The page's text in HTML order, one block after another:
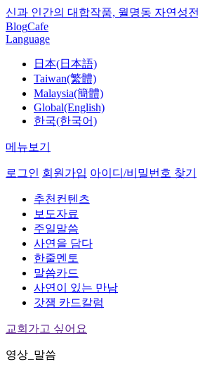
신과 인간의 대합작품, 월명동 자연성전
BlogCafe
Language
日本(日本語)
Taiwan(繁體)
Malaysia(簡體)
Global(English)
한국(한국어)
메뉴보기
로그인 회원가입 아이디/비밀번호 찾기
추천컨텐츠
보도자료
주일말씀
사연을 담다
한줄멘토
말씀카드
사연이 있는 만남
갓잼 카드칼럼
교회가고 싶어요
영상_말씀